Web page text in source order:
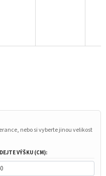
nebo si vyberte jinou velikost
VÝŠKU (CM):